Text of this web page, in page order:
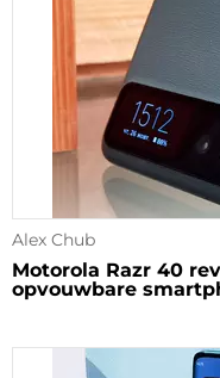
Alex Chub
Motorola Razr 40
opvouwbare